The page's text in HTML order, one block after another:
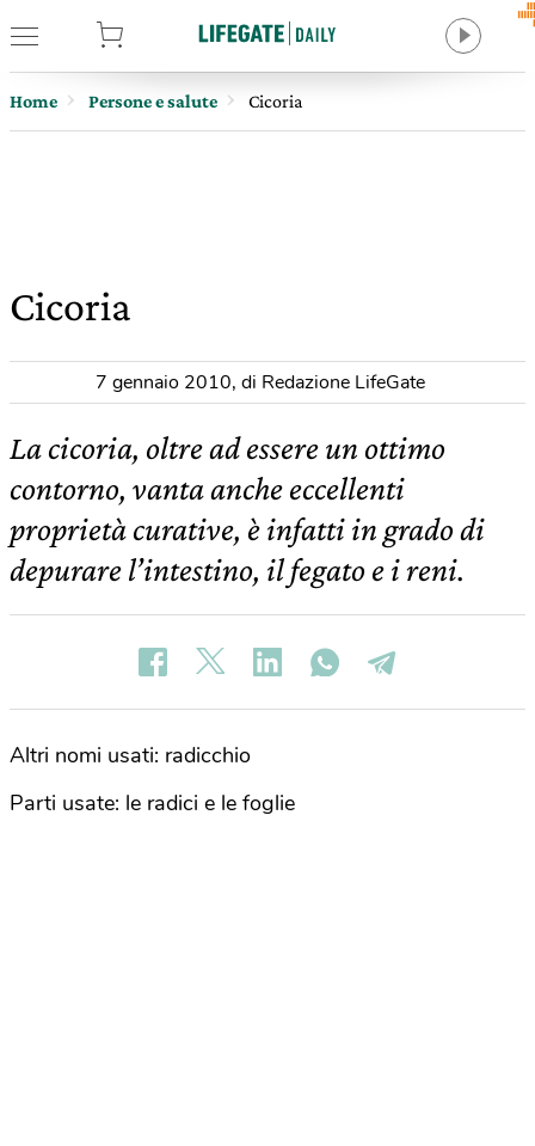
Home Persone e salute Cicoria
Cicoria
7 gennaio 2010, di Redazione LifeGate
La cicoria, oltre ad essere un ottimo
contorno, vanta anche eccellenti
proprietà curative, è infatti in grado di
depurare l’intestino, il fegato e i reni.
Altri nomi usati: radicchio
Parti usate: le radici e le foglie